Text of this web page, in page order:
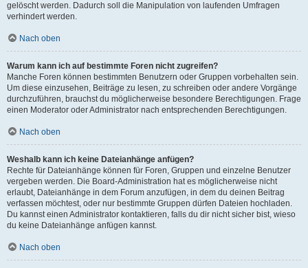
gelöscht werden. Dadurch soll die Manipulation von laufenden Umfragen
verhindert werden.
Nach oben
Warum kann ich auf bestimmte Foren nicht zugreifen?
Manche Foren können bestimmten Benutzern oder Gruppen vorbehalten sein.
Um diese einzusehen, Beiträge zu lesen, zu schreiben oder andere Vorgänge
durchzuführen, brauchst du möglicherweise besondere Berechtigungen. Frage
einen Moderator oder Administrator nach entsprechenden Berechtigungen.
Nach oben
Weshalb kann ich keine Dateianhänge anfügen?
Rechte für Dateianhänge können für Foren, Gruppen und einzelne Benutzer
vergeben werden. Die Board-Administration hat es möglicherweise nicht
erlaubt, Dateianhänge in dem Forum anzufügen, in dem du deinen Beitrag
verfassen möchtest, oder nur bestimmte Gruppen dürfen Dateien hochladen.
Du kannst einen Administrator kontaktieren, falls du dir nicht sicher bist, wieso
du keine Dateianhänge anfügen kannst.
Nach oben